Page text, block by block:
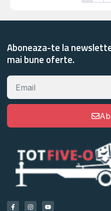
Aboneaza-te la
mai bune oferte.